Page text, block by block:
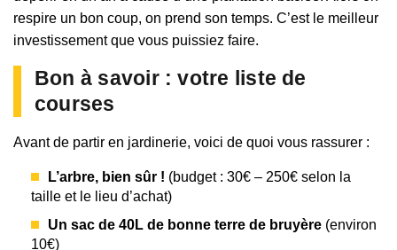
respire un bon coup, on prend son temps. C’est le meilleur
investissement que vous puissiez faire.
Bon à savoir : votre liste de
courses
Avant de partir en jardinerie, voici de quoi vous rassurer :
L’arbre, bien sûr ! (budget : 30€ – 250€ selon la
taille et le lieu d’achat)
Un sac de 40L de bonne terre de bruyère (environ
10€)